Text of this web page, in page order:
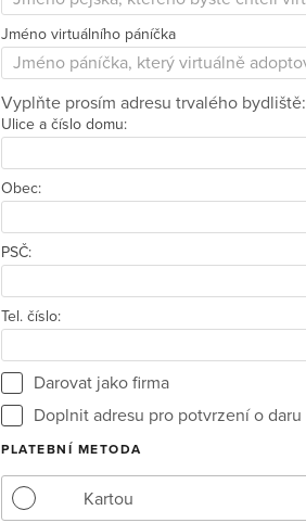
Jméno virtuálního páníčka
Vyplňte prosím adresu trvalého bydliště:
Ulice a číslo domu:
Obec:
PSČ:
Tel. číslo:
Darovat jako firma
Doplnit adresu pro potvrzení o daru
PLATEBNÍ METODA
Kartou